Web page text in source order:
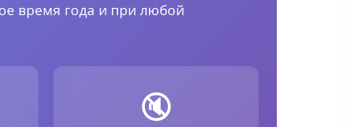
время года и при любой
🔇